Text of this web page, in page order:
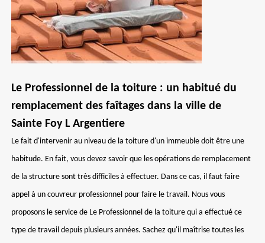
Le Professionnel de la toiture : un habitué du
remplacement des faîtages dans la ville de
Sainte Foy L Argentiere
Le fait d'intervenir au niveau de la toiture d'un immeuble doit être une
habitude. En fait, vous devez savoir que les opérations de remplacement
de la structure sont très difficiles à effectuer. Dans ce cas, il faut faire
appel à un couvreur professionnel pour faire le travail. Nous vous
proposons le service de Le Professionnel de la toiture qui a effectué ce
type de travail depuis plusieurs années. Sachez qu'il maîtrise toutes les